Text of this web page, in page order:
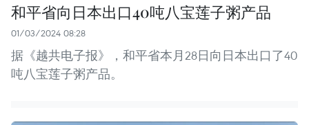
和平省向日本出口40吨八宝莲子粥产品
01/03/2024 08:28
据《越共电子报》，和平省本月28日向日本出口了40
吨八宝莲子粥产品。